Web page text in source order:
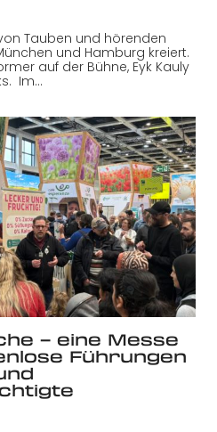
von Tauben und hörenden
und Hamburg kreiert.
auf der Bühne, Eyk Kauly
Im…
– eine Messe
Führungen